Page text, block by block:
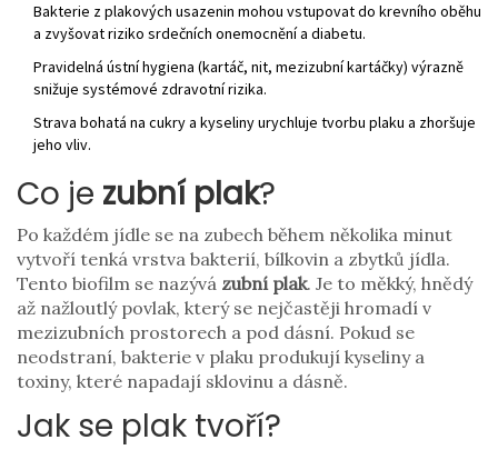
Bakterie z plakových usazenin mohou vstupovat do krevního oběhu
a zvyšovat riziko srdečních onemocnění a diabetu.
Pravidelná ústní hygiena (kartáč, nit, mezizubní kartáčky) výrazně
snižuje systémové zdravotní rizika.
Strava bohatá na cukry a kyseliny urychluje tvorbu plaku a zhoršuje
jeho vliv.
Co je zubní plak?
Po každém jídle se na zubech během několika minut
vytvoří tenká vrstva bakterií, bílkovin a zbytků jídla.
Tento biofilm se nazývá zubní plak. Je to měkký, hnědý
až nažloutlý povlak, který se nejčastěji hromadí v
mezizubních prostorech a pod dásní. Pokud se
neodstraní, bakterie v plaku produkují kyseliny a
toxiny, které napadají sklovinu a dásně.
Jak se plak tvoří?